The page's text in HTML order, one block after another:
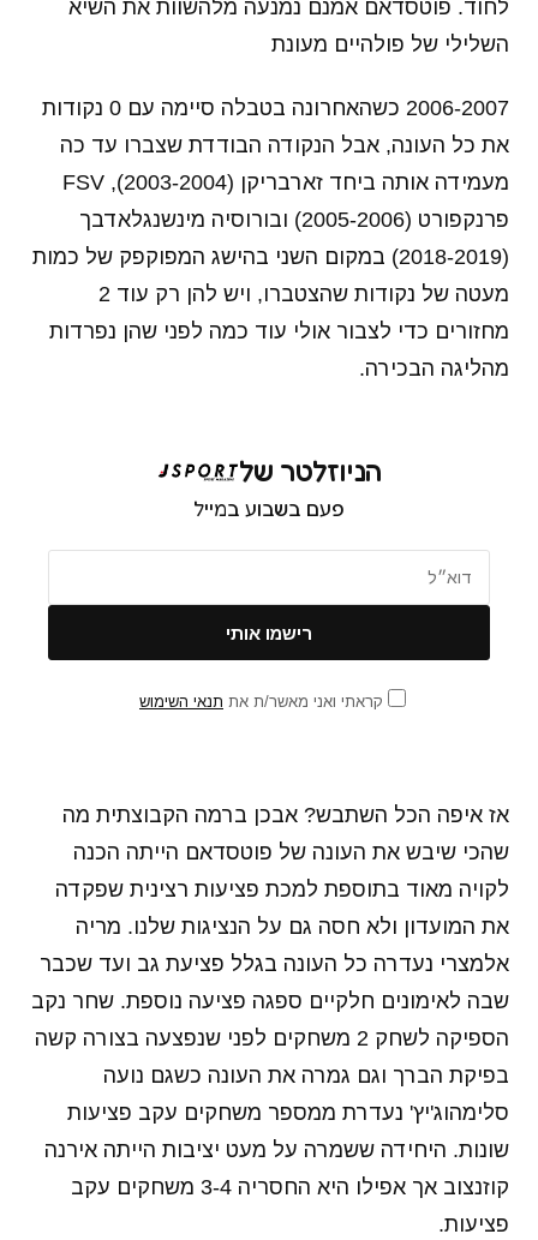
לחוד. פוטסדאם אמנם נמנעה מלהשוות את השיא
השלילי של פולהיים מעונת
2006-2007 כשהאחרונה בטבלה סיימה עם 0 נקודות
את כל העונה, אבל הנקודה הבודדת שצברו עד כה
מעמידה אותה ביחד זארבריקן (2003-2004), FSV
פרנקפורט (2005-2006) ובורוסיה מינשנגלאדבך
(2018-2019) במקום השני בהישג המפוקפק של כמות
מעטה של נקודות שהצטברו, ויש להן רק עוד 2
מחזורים כדי לצבור אולי עוד כמה לפני שהן נפרדות
מהליגה הבכירה.
הניוזלטר של
פעם בשבוע במייל
קראתי ואני מאשר/ת את תנאי השימוש
אז איפה הכל השתבש? אבכן ברמה הקבוצתית מה
שהכי שיבש את העונה של פוטסדאם הייתה הכנה
לקויה מאוד בתוספת למכת פציעות רצינית שפקדה
את המועדון ולא חסה גם על הנציגות שלנו. מריה
אלמצרי נעדרה כל העונה בגלל פציעת גב ועד שכבר
שבה לאימונים חלקיים ספגה פציעה נוספת. שחר נקב
הספיקה לשחק 2 משחקים לפני שנפצעה בצורה קשה
בפיקת הברך וגם גמרה את העונה כשגם נועה
סלימהוג'יץ' נעדרת ממספר משחקים עקב פציעות
שונות. היחידה ששמרה על מעט יציבות הייתה אירנה
קוזנצוב אך אפילו היא החסריה 3-4 משחקים עקב
פציעות.